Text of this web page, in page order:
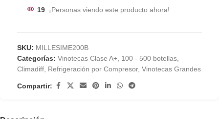
19 ¡Personas viendo este producto ahora!
SKU: MILLESIME200B
Categorías: Vinotecas Clase A+ 100 - 500 botellas
Climadiff Refrigeración por Compresor, Vinotecas Grandes
Compartir: